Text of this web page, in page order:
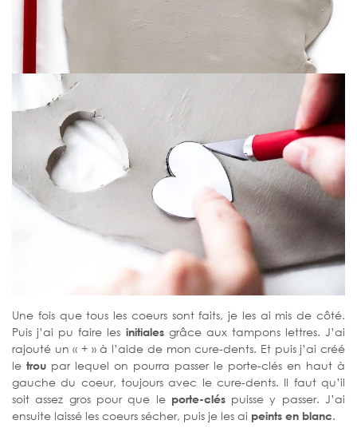
Une fois que tous les coeurs sont faits, je les ai mis de côté.
Puis j’ai pu faire les initialesgrâce aux tampons lettres. J’ai
rajouté un « + » à l’aide de mon cure-dents. Et puis j’ai créé
le trou par lequel on pourra passer le porte-clés en haut à
gauche du coeur, toujours avec le cure-dents. Il faut qu’il
soit assez gros pour que le porte-cléspuisse y passer. J’ai
ensuite laissé les coeurs sécher, puis je les ai peints en blanc.